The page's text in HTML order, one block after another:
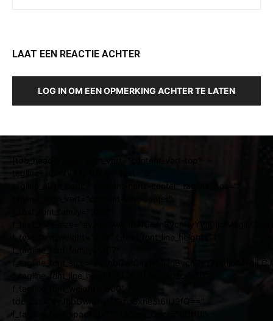
LAAT EEN REACTIE ACHTER
LOG IN OM EEN OPMERKING ACHTER TE LATEN
[tdb_header_logo align_vert="content-vert-top"
tagline_align_horiz="content-horiz-center" tagline_pos=""
f_text_font_family="335"
f_text_font_weight="400" f_text_font_line_height="1"
f_tagline_font_line_height="1.2" ttl_tag_space="0"
f_tagline_font_weight="500"
tdc_css="eyJhbGwiOnsiZGlzcGxheSI6IiJ9fQ=="
f_tagline_font_spacing="1" tagline_color="#ffffff"